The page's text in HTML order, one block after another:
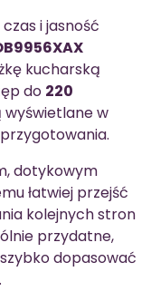
i jasność
kucharską
do 220
wyświetlane w
dotykowym
łatwiej przejść
kolejnych stron
przydatne,
dopasować